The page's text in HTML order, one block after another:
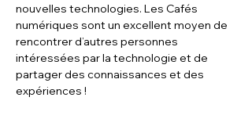
nouvelles technologies. Les Cafés
numériques sont un excellent moyen de
rencontrer d’autres personnes
intéressées par la technologie et de
partager des connaissances et des
expériences !